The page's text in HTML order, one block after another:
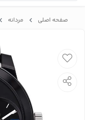
صفحه اصلی مردانه